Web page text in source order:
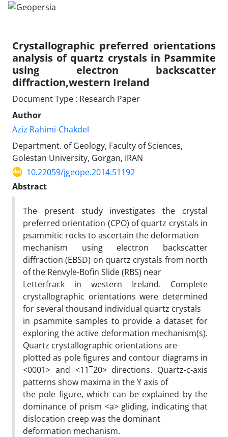
Crystallographic preferred orientations
analysis of quartz crystals in Psammite
using electron backscatter
diffraction,western Ireland
Document Type : Research Paper
Author
Aziz Rahimi-Chakdel
Department. of Geology, Faculty of Sciences,
Golestan University, Gorgan, IRAN
10.22059/jgeope.2014.51192
Abstract
The present study investigates the crystal
preferred orientation (CPO) of quartz crystals in
psammitic rocks to ascertain the deformation
mechanism using electron backscatter
diffraction (EBSD) on quartz crystals from north
of the Renvyle-Bofin Slide (RBS) near
Letterfrack in western Ireland. Complete
crystallographic orientations were determined
for several thousand individual quartz crystals
in psammite samples to provide a dataset for
exploring the active deformation mechanism(s).
Quartz crystallographic orientations are
plotted as pole figures and contour diagrams in
<0001> and <11¯20> directions. Quartz-c-axis
patterns show maxima in the Y axis of
the pole figure, which can be explained by the
dominance of prism <a> gliding, indicating that
dislocation creep was the dominant
deformation mechanism.